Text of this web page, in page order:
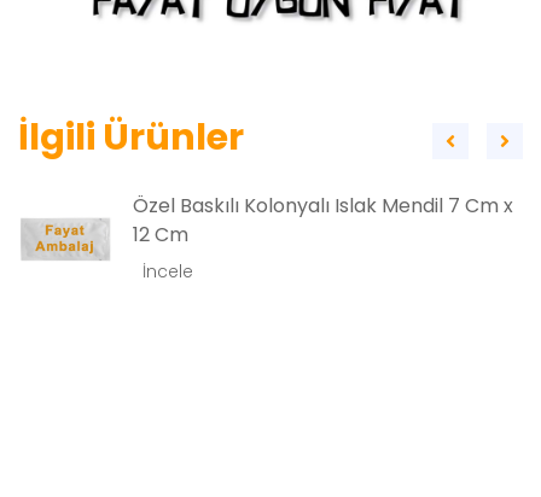
İlgili Ürünler
Özel Baskılı Kolonyalı Islak Mendil 7 Cm x
12 Cm
İncele